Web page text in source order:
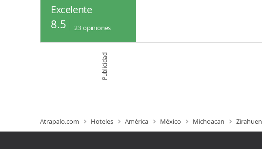
Excelente
8.5 23 opiniones
Publicidad
Atrapalo.com Hoteles América México Michoacan Zirahuen